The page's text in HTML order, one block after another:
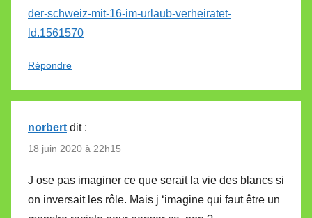
der-schweiz-mit-16-im-urlaub-verheiratet-
ld.1561570
Répondre
norbert dit :
18 juin 2020 à 22h15
J ose pas imaginer ce que serait la vie des blancs si
on inversait les rôle. Mais j ‘imagine qui faut être un